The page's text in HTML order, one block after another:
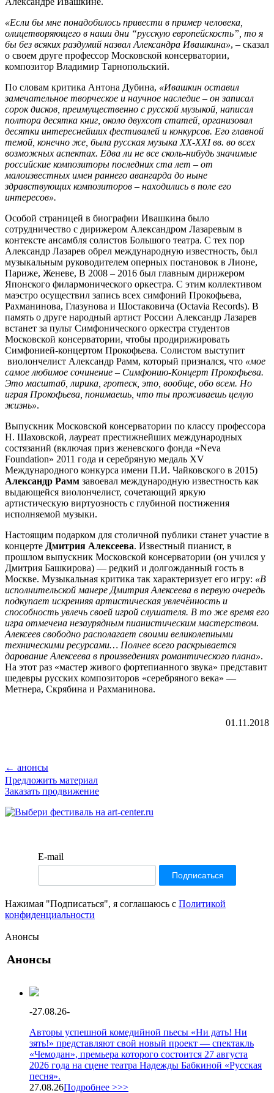
«Если бы мне понадобилось привести в пример человека,
олицетворяющего в наши дни “русскую европейскость”, то я
бы без всяких раздумий назвал Александра Ивашкина», – сказал
о своем друге профессор Московской консерватории,
композитор Владимир Тарнопольский.
По словам критика Антона Дубина, «Ивашкин оставил
замечательное творческое и научное наследие – он записал
сорок дисков, преимущественно с русской музыкой, написал
полтора десятка книг, около двухсот статей, организовал
десятки интереснейших фестивалей и конкурсов. Его главной
темой, конечно же, была русская музыка ХХ-ХХI вв. во всех
возможных аспектах. Едва ли не все сколь-нибудь значимые
российские композиторы последних ста лет – от
малоизвестных имен раннего авангарда до ныне
здравствующих композиторов – находились в поле его
интересов».
Особой страницей в биографии Ивашкина было
сотрудничество с дирижером Александром Лазаревым в
контексте ансамбля солистов Большого театра. С тех пор
Александр Лазарев обрел международную известность, был
музыкальным руководителем оперных постановок в Лионе,
Париже, Женеве, В 2008 – 2016 был главным дирижером
Японского филармонического оркестра. С этим коллективом
маэстро осуществил запись всех симфоний Прокофьева,
Рахманинова, Глазунова и Шостаковича (Octavia Records). В
память о друге народный артист России Александр Лазарев
встанет за пульт Симфонического оркестра студентов
Московской консерватории, чтобы продирижировать
Симфонией-концертом Прокофьева. Солистом выступит
виолончелист Александр Рамм, который признался, что «мое
самое любимое сочинение – Симфонию-Концерт Прокофьева.
Это масштаб, лирика, гротеск, это, вообще, обо всем. Но
играя Прокофьева, понимаешь, что ты проживаешь целую
жизнь».
Выпускник Московской консерватории по классу профессора
Н. Шаховской, лауреат престижнейших международных
состязаний (включая приз женевского фонда «Neva
Foundation» 2011 года и серебряную медаль XV
Международного конкурса имени П.И. Чайковского в 2015)
Александр Рамм завоевал международную известность как
выдающейся виолончелист, сочетающий яркую
артистическую виртуозность с глубиной постижения
исполняемой музыки.
Настоящим подарком для столичной публики станет участие в
концерте Дмитрия Алексеева. Известный пианист, в
прошлом выпускник Московской консерватории (он учился у
Дмитрия Башкирова) — редкий и долгожданный гость в
Москве. Музыкальная критика так характеризует его игру: «В
исполнительской манере Дмитрия Алексеева в первую очередь
подкупает искренняя артистическая увлечённость и
способность увлечь своей игрой слушателя. В то же время его
игра отмечена незаурядным пианистическим мастерством.
Алексеев свободно располагает своими великолепными
техническими ресурсами… Полнее всего раскрывается
дарование Алексеева в произведениях романтического плана».
На этот раз «мастер живого фортепианного звука» представит
шедевры русских композиторов «серебряного века» —
Метнера, Скрябина и Рахманинова.
01.11.2018
← анонсы
Предложить материал
Заказать продвижение
E-mail
Нажимая "Подписаться", я соглашаюсь с Политикой
конфиденциальности
Анонсы
Анонсы
-27.08.26-
Авторы успешной комедийной пьесы «Ни дать! Ни
зять!» представляют свой новый проект — спектакль
«Чемодан», премьера которого состоится 27 августа
2026 года на сцене театра Надежды Бабкиной «Русская
песня».
27.08.26Подробнее >>>